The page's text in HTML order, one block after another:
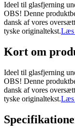
Ideel til glasfjerning
OBS! Denne
dansk af vores
tyske originaltekst.Læs
Kort om
Ideel til glasfjerning
OBS! Denne
dansk af vores
tyske originaltekst.Læs